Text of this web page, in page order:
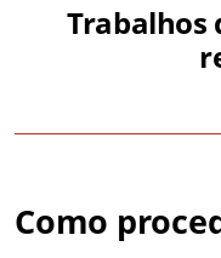
Trabalhos
Como